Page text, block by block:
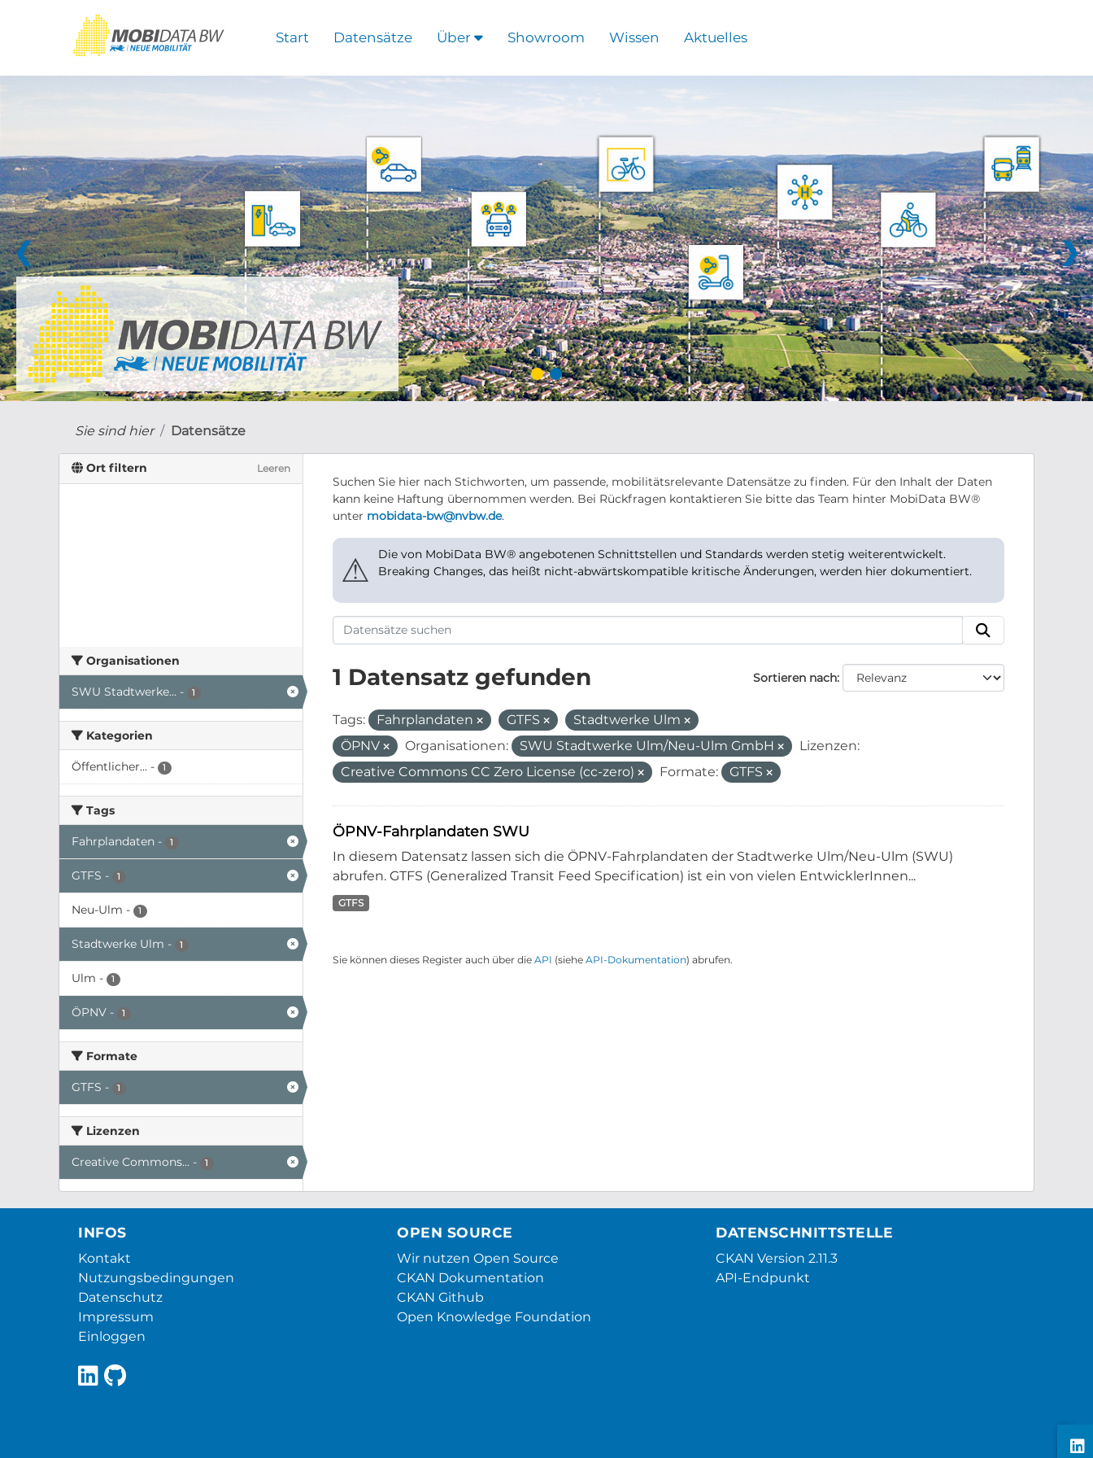
Start Datensätze Über Showroom Wissen Aktuelles
❮ ❯
Sie sind hier Datensätze
Ort filtern Leeren
Organisationen
SWU Stadtwerke... - 1
Kategorien
Öffentlicher... - 1
Tags
Fahrplandaten - 1
GTFS - 1
Neu-Ulm - 1
Stadtwerke Ulm - 1
Ulm - 1
ÖPNV - 1
Formate
GTFS - 1
Lizenzen
Creative Commons... - 1
Suchen Sie hier nach Stichworten, um passende, mobilitätsrelevante Datensätze zu finden. Für den Inhalt der Daten
kann keine Haftung übernommen werden. Bei Rückfragen kontaktieren Sie bitte das Team hinter MobiData BW®
unter mobidata-bw@nvbw.de.
⚠
Die von MobiData BW® angebotenen Schnittstellen und Standards werden stetig weiterentwickelt.
Breaking Changes, das heißt nicht-abwärtskompatible kritische Änderungen, werden hier dokumentiert.
Sortieren nach
1 Datensatz gefunden
Tags: Fahrplandaten GTFS
Stadtwerke Ulm
ÖPNV
Organisationen: SWU Stadtwerke Ulm/Neu-Ulm GmbH
Lizenzen:
Creative Commons CC Zero License (cc-zero)
Formate: GTFS
ÖPNV-Fahrplandaten SWU
In diesem Datensatz lassen sich die ÖPNV-Fahrplandaten der Stadtwerke Ulm/Neu-Ulm (SWU)
abrufen. GTFS (Generalized Transit Feed Specification) ist ein von vielen EntwicklerInnen...
GTFS
Sie können dieses Register auch über die API (siehe API-Dokumentation) abrufen.
INFOS
Kontakt
Nutzungsbedingungen
Datenschutz
Impressum
Einloggen
OPEN SOURCE
Wir nutzen Open Source
CKAN Dokumentation
CKAN Github
Open Knowledge Foundation
DATENSCHNITTSTELLE
CKAN Version 2.11.3
API-Endpunkt